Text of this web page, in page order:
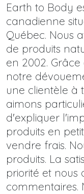
Earth to Body
canadienne
Québec. Nous
de produits
en 2002.
notre
une clientèle à
aimons
d'expliquer
produits en
vendre frais.
produits. La
priorité et nous
commentaires.